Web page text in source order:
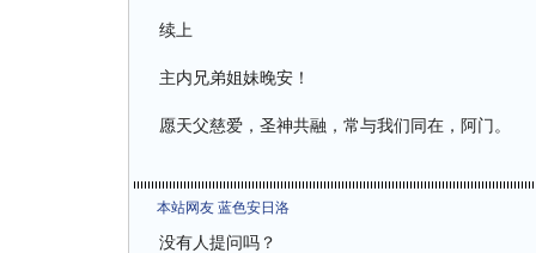
续上
主内兄弟姐妹晚安！
愿天父慈爱，圣神共融，常与我们同在，阿门。
本站网友 蓝色安日洛
没有人提问吗？